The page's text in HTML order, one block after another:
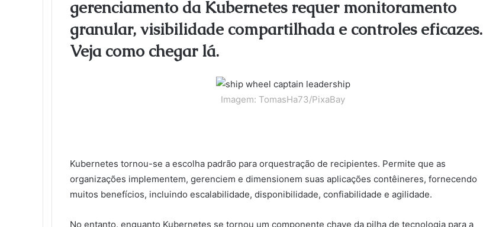
o
k
e
r
I
n
e
s
a
k a
s
n
gerenciamento da Kubernetes requer monitoramento
granular, visibilidade compartilhada e controles eficazes.
Veja como chegar lá.
Imagem: TomasHa73/PixaBay
Kubernetes tornou-se a escolha padrão para orquestração de recipientes. Permite que as
organizações implementem, gerenciem e dimensionem suas aplicações contêineres, fornecendo
muitos benefícios, incluindo escalabilidade, disponibilidade, confiabilidade e agilidade.
No entanto, enquanto Kubernetes se tornou um componente chave da pilha de tecnologia para a